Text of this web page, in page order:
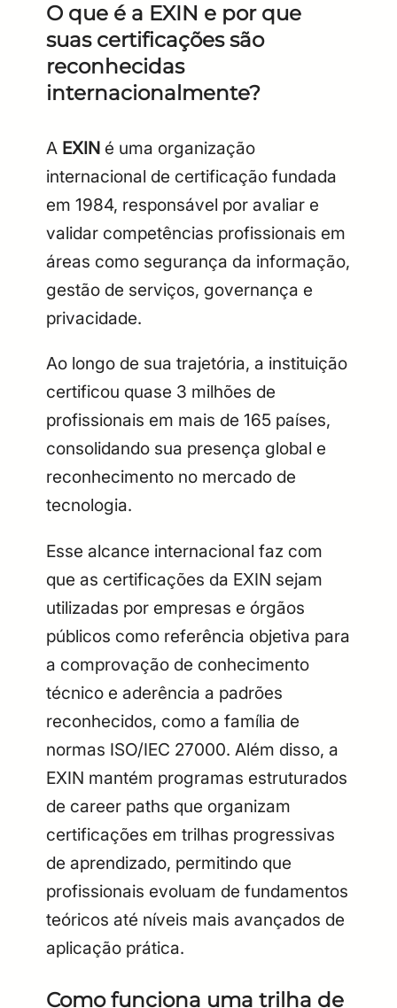
O que é a EXIN e por que
suas certificações são
reconhecidas
internacionalmente?
A EXIN é uma organização
internacional de certificação fundada
em 1984, responsável por avaliar e
validar competências profissionais em
áreas como segurança da informação,
gestão de serviços, governança e
privacidade.
Ao longo de sua trajetória, a instituição
certificou quase 3 milhões de
profissionais em mais de 165 países,
consolidando sua presença global e
reconhecimento no mercado de
tecnologia.
Esse alcance internacional faz com
que as certificações da EXIN sejam
utilizadas por empresas e órgãos
públicos como referência objetiva para
a comprovação de conhecimento
técnico e aderência a padrões
reconhecidos, como a família de
normas ISO/IEC 27000. Além disso, a
EXIN mantém programas estruturados
de career paths que organizam
certificações em trilhas progressivas
de aprendizado, permitindo que
profissionais evoluam de fundamentos
teóricos até níveis mais avançados de
aplicação prática.
Como funciona uma trilha de